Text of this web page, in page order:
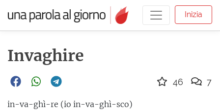
Inizia
Invaghire
in-va-ghì-re (io in-va-ghì-sco)
46 7